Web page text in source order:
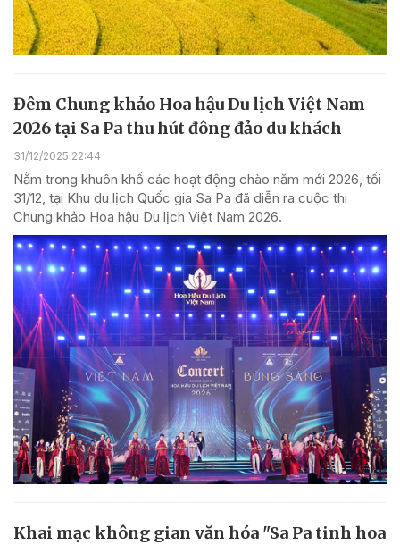
Đêm Chung khảo Hoa hậu Du lịch Việt Nam
2026 tại Sa Pa thu hút đông đảo du khách
31/12/2025 22:44
Nằm trong khuôn khổ các hoạt động chào năm mới 2026, tối
31/12, tại Khu du lịch Quốc gia Sa Pa đã diễn ra cuộc thi
Chung khảo Hoa hậu Du lịch Việt Nam 2026.
Khai mạc không gian văn hóa "Sa Pa tinh hoa